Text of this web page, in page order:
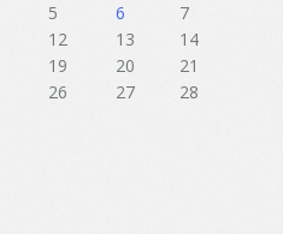
5 6
7
12 13
14
19 20
21
26 27
28